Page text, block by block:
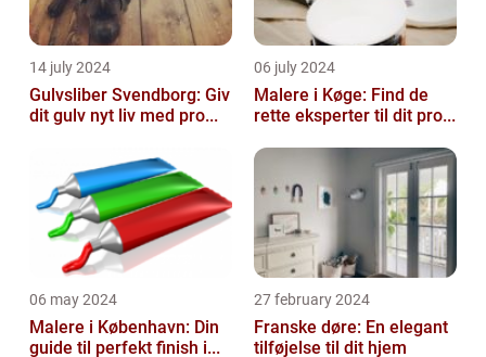
14 july 2024
Gulvsliber Svendborg: Giv
dit gulv nyt liv med pro...
06 july 2024
Malere i Køge: Find de
rette eksperter til dit pro...
06 may 2024
Malere i København: Din
guide til perfekt finish i...
27 february 2024
Franske døre: En elegant
tilføjelse til dit hjem